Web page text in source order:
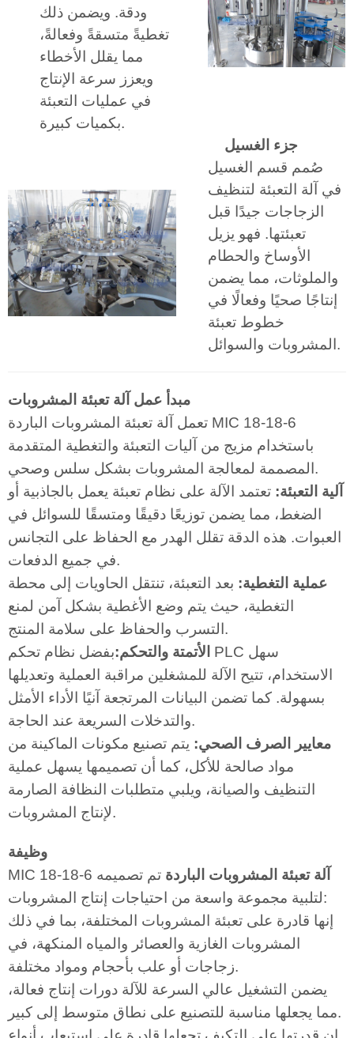
ودقة. ويضمن ذلك
تغطيةً متسقةً وفعالةً،
مما يقلل الأخطاء
ويعزز سرعة الإنتاج
في عمليات التعبئة
بكميات كبيرة.
جزء الغسيل
صُمم قسم الغسيل
في آلة التعبئة لتنظيف
الزجاجات جيدًا قبل
تعبئتها. فهو يزيل
الأوساخ والحطام
والملوثات، مما يضمن
إنتاجًا صحيًا وفعالًا في
خطوط تعبئة
المشروبات والسوائل.
مبدأ عمل آلة تعبئة المشروبات
تعمل آلة تعبئة المشروبات الباردة MIC 18-18-6
باستخدام مزيج من آليات التعبئة والتغطية المتقدمة
المصممة لمعالجة المشروبات بشكل سلس وصحي.
آلية التعبئة: تعتمد الآلة على نظام تعبئة يعمل بالجاذبية أو
الضغط، مما يضمن توزيعًا دقيقًا ومتسقًا للسوائل في
العبوات. هذه الدقة تقلل الهدر مع الحفاظ على التجانس
في جميع الدفعات.
عملية التغطية: بعد التعبئة، تنتقل الحاويات إلى محطة
التغطية، حيث يتم وضع الأغطية بشكل آمن لمنع
التسرب والحفاظ على سلامة المنتج.
الأتمتة والتحكم:بفضل نظام تحكم PLC سهل
الاستخدام، تتيح الآلة للمشغلين مراقبة العملية وتعديلها
بسهولة. كما تضمن البيانات المرتجعة آنيًا الأداء الأمثل
والتدخلات السريعة عند الحاجة.
معايير الصرف الصحي: يتم تصنيع مكونات الماكينة من
مواد صالحة للأكل، كما أن تصميمها يسهل عملية
التنظيف والصيانة، ويلبي متطلبات النظافة الصارمة
لإنتاج المشروبات.
وظيفة
MIC 18-18-6
آلة تعبئة المشروبات الباردة تم تصميمه
لتلبية مجموعة واسعة من احتياجات إنتاج المشروبات:
إنها قادرة على تعبئة المشروبات المختلفة، بما في ذلك
المشروبات الغازية والعصائر والمياه المنكهة، في
زجاجات أو علب بأحجام ومواد مختلفة.
يضمن التشغيل عالي السرعة للآلة دورات إنتاج فعالة،
مما يجعلها مناسبة للتصنيع على نطاق متوسط إلى كبير.